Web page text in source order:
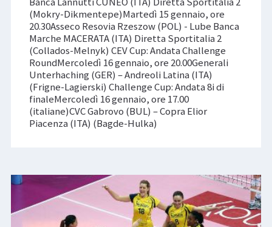
(Mokry-Dikmentepe)Martedì 15 gennaio, ore
20.30Asseco Resovia Rzeszow (POL) - Lube Banca
Marche MACERATA (ITA) Diretta Sportitalia 2
(Collados-Melnyk) CEV Cup: Andata Challenge
RoundMercoledì 16 gennaio, ore 20.00Generali
Unterhaching (GER) – Andreoli Latina (ITA)
(Frigne-Lagierski) Challenge Cup: Andata 8i di
finaleMercoledì 16 gennaio, ore 17.00
(italiane)CVC Gabrovo (BUL) – Copra Elior
Piacenza (ITA) (Bagde-Hulka)